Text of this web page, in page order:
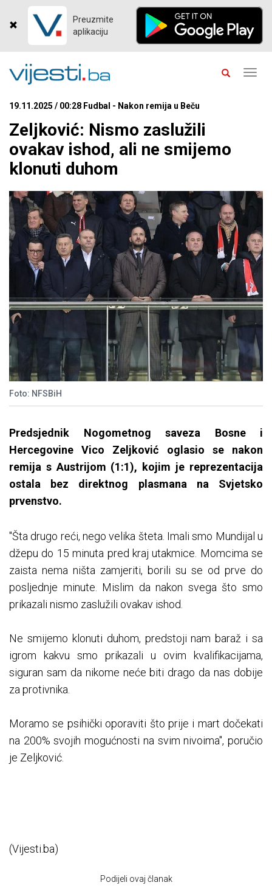
Preuzmite
aplikaciju
19.11.2025 / 00:28 Fudbal - Nakon remija u Beču
Zeljković: Nismo zaslužili
ovakav ishod, ali ne smijemo
klonuti duhom
Foto: NFSBiH
Predsjednik Nogometnog saveza Bosne i
Hercegovine Vico Zeljković oglasio se nakon
remija s Austrijom (1:1), kojim je reprezentacija
ostala bez direktnog plasmana na Svjetsko
prvenstvo.
"Šta drugo reći, nego velika šteta. Imali smo Mundijal u
džepu do 15 minuta pred kraj utakmice. Momcima se
zaista nema ništa zamjeriti, borili su se od prve do
posljednje minute. Mislim da nakon svega što smo
prikazali nismo zaslužili ovakav ishod.
Ne smijemo klonuti duhom, predstoji nam baraž i sa
igrom kakvu smo prikazali u ovim kvalifikacijama,
siguran sam da nikome neće biti drago da nas dobije
za protivnika.
Moramo se psihički oporaviti što prije i mart dočekati
na 200% svojih mogućnosti na svim nivoima", poručio
je Zeljković.
(Vijesti.ba)
Podijeli ovaj članak